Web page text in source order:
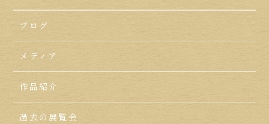
ブログ
メディア
作品紹介
過去の展覧会